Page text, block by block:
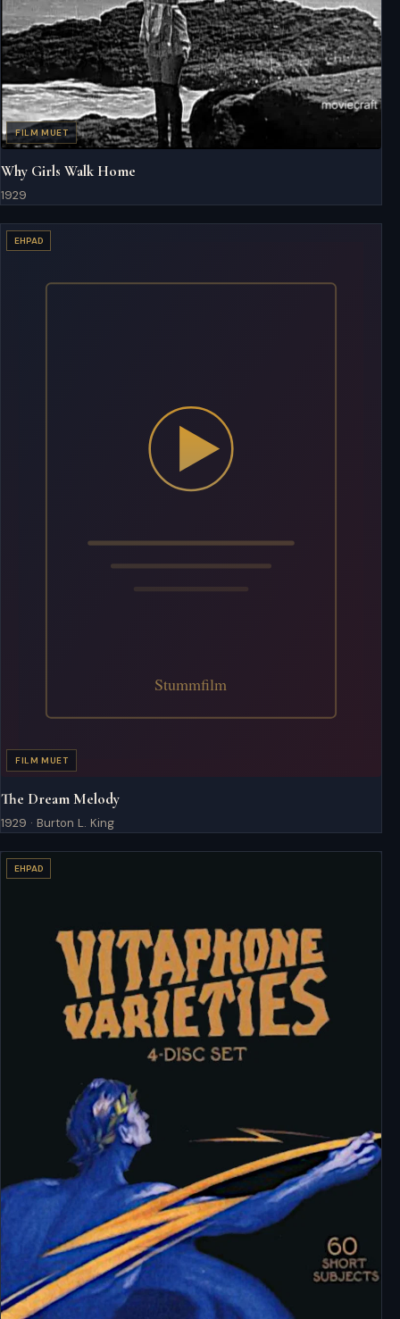
FILM MUET
Why Girls Walk Home
1929
FILM MUET
EHPAD
The Dream Melody
1929 · Burton L. King
EHPAD